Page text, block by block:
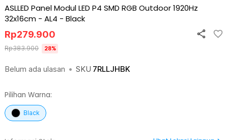
ASLLED Panel Modul LED P4 SMD RGB Outdoor 1920Hz
32x16cm - AL4 - Black
Belum ada ulasan • SKU 7RLLJHBK
Rp279.900
Rp383.900 28%
Pilihan Warna:
Black